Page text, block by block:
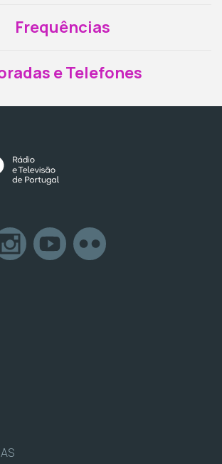
Frequências
e Telefones